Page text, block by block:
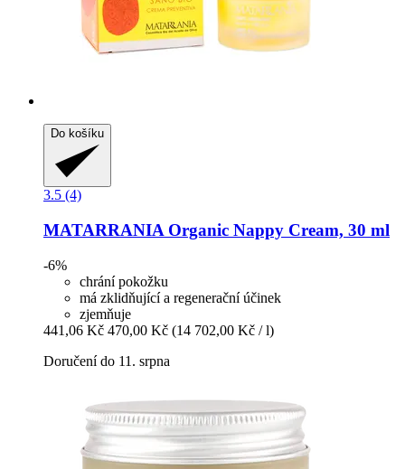
Do košíku
3.5 (4)
MATARRANIA Organic Nappy Cream, 30 ml
-6%
chrání pokožku
má zklidňující a regenerační účinek
zjemňuje
441,06 Kč 470,00 Kč (14 702,00 Kč / l)
Doručení do 11. srpna